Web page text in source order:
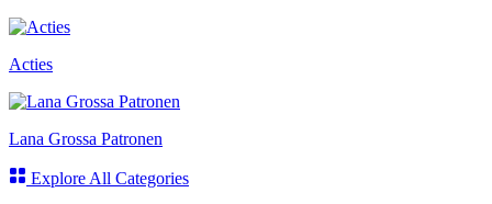
Acties
Lana Grossa Patronen
Explore All Categories